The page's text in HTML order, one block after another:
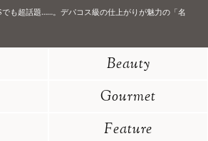
でも超話題……。デパコス級の仕上がりが魅力の「名
Beauty
Gourmet
Feature